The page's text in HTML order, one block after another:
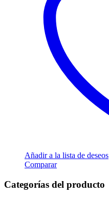
Añadir a la lista de deseos
Comparar
Categorías del producto